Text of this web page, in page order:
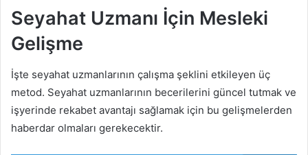
Seyahat Uzmanı İçin Mesleki
Gelişme
İşte seyahat uzmanlarının çalışma şeklini etkileyen üç
metod. Seyahat uzmanlarının becerilerini güncel tutmak ve
işyerinde rekabet avantajı sağlamak için bu gelişmelerden
haberdar olmaları gerekecektir.